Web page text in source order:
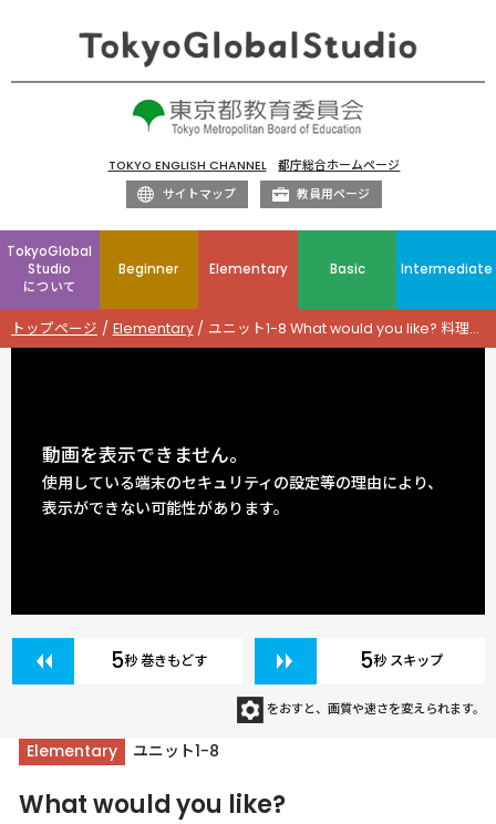
TOKYO ENGLISH CHANNEL
都庁総合ホームページ
サイトマップ
教員用ページ
TokyoGlobal
Studio
について
Beginner Elementary Basic Intermediate
トップページ Elementary ユニット1-8 What would you like? 料理の注文・値段（ねだん）
Elementary ユニット1-8
What would you like?
動画を表示できません。
使用している端末のセキュリティの設定等の理由により、
表示ができない可能性があります。
5秒 巻きもどす 5秒 スキップ
をおすと、画質や速さを変えられます。